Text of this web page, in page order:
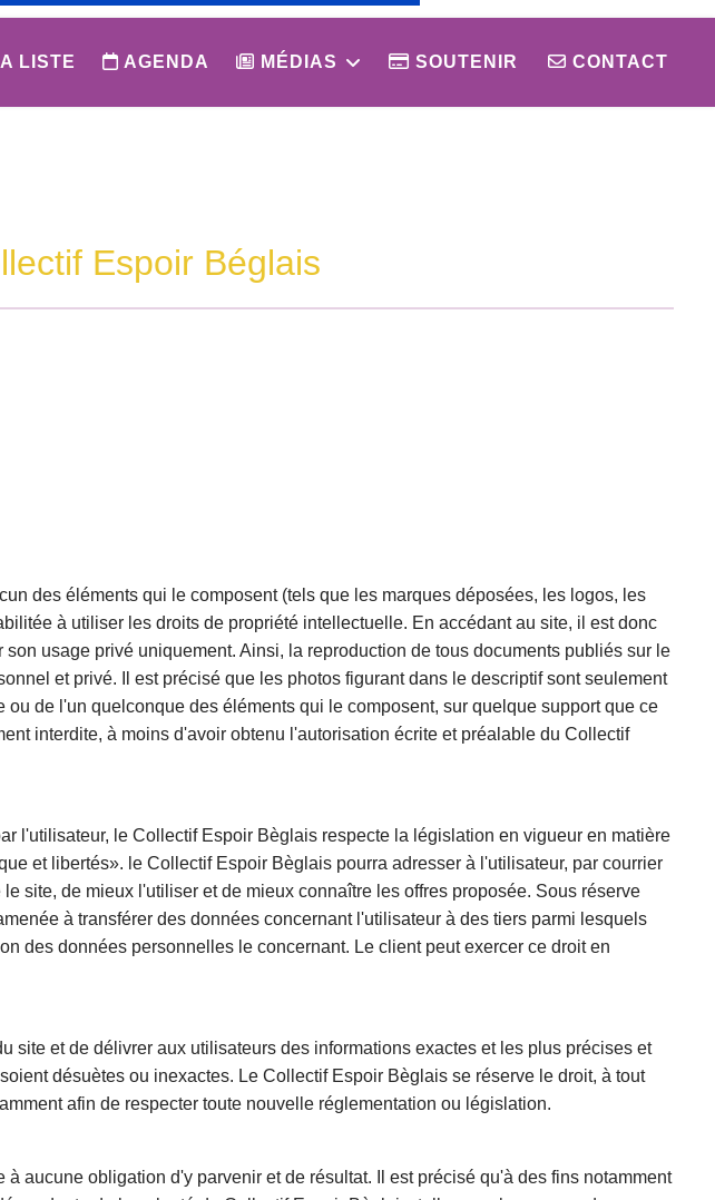
LISTE AGENDA MÉDIAS SOUTENIR CONTACT
Espoir Béglais
des éléments qui le composent (tels que les marques déposées, les logos, les
à utiliser les droits de propriété intellectuelle. En accédant au site, il est donc
usage privé uniquement. Ainsi, la reproduction de tous documents publiés sur le
et privé. Il est précisé que les photos figurant dans le descriptif sont seulement
de l'un quelconque des éléments qui le composent, sur quelque support que ce
interdite, à moins d'avoir obtenu l'autorisation écrite et préalable du Collectif
l'utilisateur, le Collectif Espoir Bèglais respecte la législation en vigueur en matière
et libertés». le Collectif Espoir Bèglais pourra adresser à l'utilisateur, par courrier
site, de mieux l'utiliser et de mieux connaître les offres proposée. Sous réserve
à transférer des données concernant l'utilisateur à des tiers parmi lesquels
des données personnelles le concernant. Le client peut exercer ce droit en
site et de délivrer aux utilisateurs des informations exactes et les plus précises et
désuètes ou inexactes. Le Collectif Espoir Bèglais se réserve le droit, à tout
afin de respecter toute nouvelle réglementation ou législation.
aucune obligation d'y parvenir et de résultat. Il est précisé qu'à des fins notamment